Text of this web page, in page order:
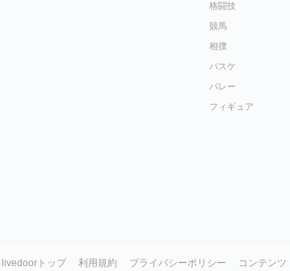
格闘技
競馬
相撲
バスケ
バレー
フィギュア
livedoorトップ 利用規約 プライバシーポリシー コンテン